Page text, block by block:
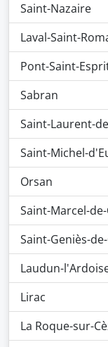
Saint-Nazaire
Laval-Saint-
Pont-Saint-
Sabran
Saint-Laurent-
Saint-Michel-
Orsan
Saint-Marcel-
Saint-Geniès-
Laudun-
Lirac
La Roque-sur-